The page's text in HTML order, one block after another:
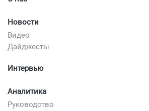
Новости
Видео
Дайджесты
Интервью
Аналитика
Руководство